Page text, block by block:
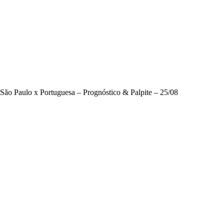
São Paulo x Portuguesa – Prognóstico & Palpite – 25/08